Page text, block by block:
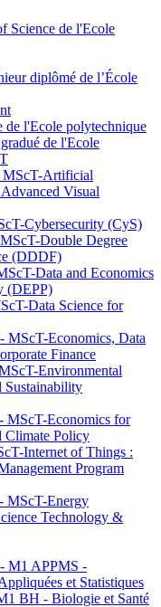
Science de l'Ecole
diplômé de l’École
l'Ecole polytechnique
de l'Ecole
Artificial
Visual
Cybersecurity (CyS)
Double Degree
(DDDF)
Data and Economics
(DEPP)
Data Science for
Economics, Data
Finance
Environmental
Sustainability
MScT-Economics for
Climate Policy
Internet of Things :
Program
MScT-Energy
Technology &
M1 APPMS -
et Statistiques
BH - Biologie et Santé